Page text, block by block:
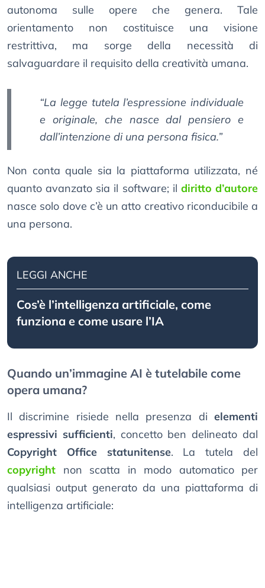
autonoma sulle opere che genera. Tale
orientamento non costituisce una visione
restrittiva, ma sorge della necessità di
salvaguardare il requisito della creatività umana.
“La legge tutela l’espressione individuale
e originale, che nasce dal pensiero e
dall’intenzione di una persona fisica.”
Non conta quale sia la piattaforma utilizzata, né
quanto avanzato sia il software; il diritto d’autore
nasce solo dove c’è un atto creativo riconducibile a
una persona.
LEGGI ANCHE
Cos’è l’intelligenza artificiale, come
funziona e come usare l’IA
Quando un’immagine AI è tutelabile come
opera umana?
Il discrimine risiede nella presenza di elementi
espressivi sufficienti, concetto ben delineato dal
Copyright Office statunitense. La tutela del
copyright non scatta in modo automatico per
qualsiasi output generato da una piattaforma di
intelligenza artificiale: